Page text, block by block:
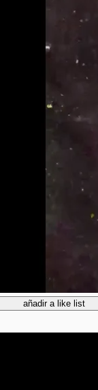
añadir a like list